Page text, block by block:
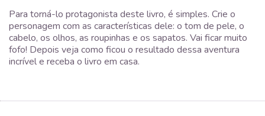
Para torná-lo protagonista deste livro, é simples. Crie o
personagem com as características dele: o tom de pele, o
cabelo, os olhos, as roupinhas e os sapatos. Vai ficar muito
fofo! Depois veja como ficou o resultado dessa aventura
incrível e receba o livro em casa.